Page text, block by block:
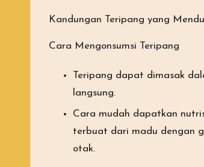
Kandungan Teripang yang
Cara Mengonsumsi Teripang
Teripang dapat dimasak
langsung.
Cara mudah dapatkan
terbuat dari madu dengan
otak.